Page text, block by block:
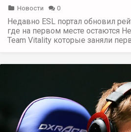
Новости 0
Недавно ESL портал обновил
где на первом месте остаются
Team Vitality которые заняли